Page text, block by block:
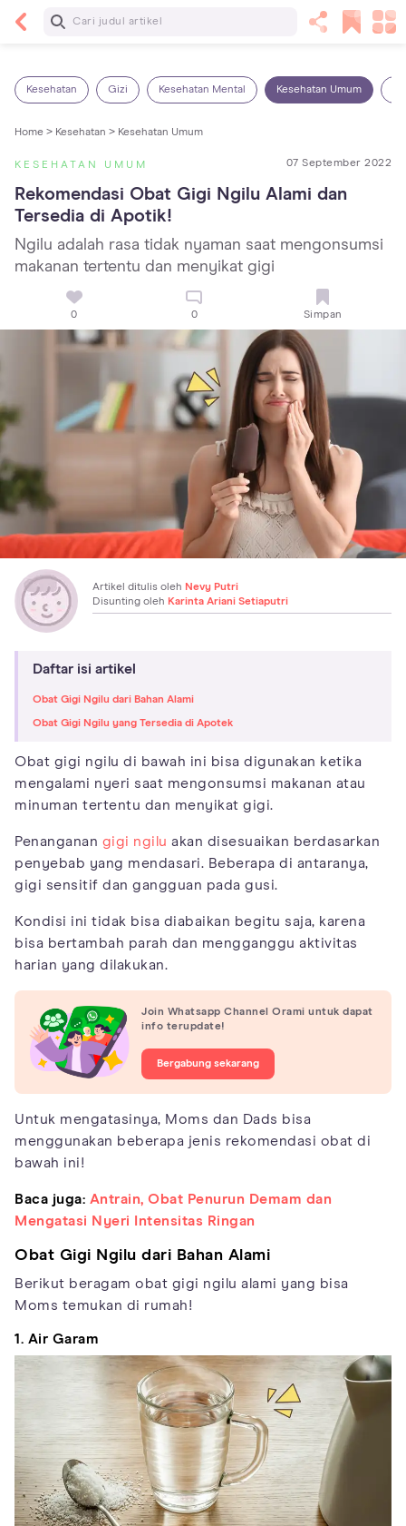
Baca Selanjutnya
Kesehatan Gizi Kesehatan Mental Kesehatan Umum
Home > Kesehatan > Kesehatan Umum
KESEHATAN UMUM 07 September 2022
Rekomendasi Obat Gigi Ngilu Alami dan
Tersedia di Apotik!
Ngilu adalah rasa tidak nyaman saat mengonsumsi
makanan tertentu dan menyikat gigi
0 0 Simpan
Artikel ditulis oleh Nevy Putri
Disunting oleh Karinta Ariani Setiaputri
Daftar isi artikel
Obat Gigi Ngilu dari Bahan Alami
Obat Gigi Ngilu yang Tersedia di Apotek
Obat gigi ngilu di bawah ini bisa digunakan ketika
mengalami nyeri saat mengonsumsi makanan atau
minuman tertentu dan menyikat gigi.
Penanganan gigi ngilu akan disesuaikan berdasarkan
penyebab yang mendasari. Beberapa di antaranya,
gigi sensitif dan gangguan pada gusi.
Kondisi ini tidak bisa diabaikan begitu saja, karena
bisa bertambah parah dan mengganggu aktivitas
harian yang dilakukan.
Join Whatsapp Channel Orami untuk dapat
info terupdate!
Bergabung sekarang
Untuk mengatasinya, Moms dan Dads bisa
menggunakan beberapa jenis rekomendasi obat di
bawah ini!
Baca juga: Antrain, Obat Penurun Demam dan
Mengatasi Nyeri Intensitas Ringan
Obat Gigi Ngilu dari Bahan Alami
Berikut beragam obat gigi ngilu alami yang bisa
Moms temukan di rumah!
1. Air Garam